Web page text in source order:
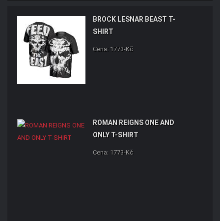
BROCK LESNAR BEAST T-
SHIRT
Cena: 1773-Kč
ROMAN REIGNS ONE AND
ONLY T-SHIRT
Cena: 1773-Kč